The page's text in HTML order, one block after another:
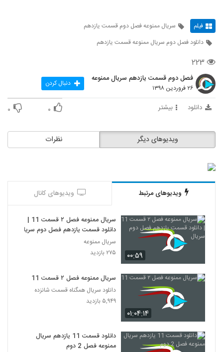
فیلم
سریال ممنوعه فصل دوم قسمت یازدهم
دانلود فصل دوم سریال ممنوعه قسمت یازدهم
۲۲۳
فصل دوم قسمت یازدهم سریال ممنوعه
۲۶ فروردین ۱۳۹۸ دنبال کردن
دانلود بیشتر ۰ ۰
نظرات ویدیوهای دیگر
ویدیوهای مرتبط ویدیوهای کانال
۰۰:۵۹
سریال ممنوعه فصل ۲ قسمت 11 |
دانلود قسمت یازدهم فصل دوم سریال
سریال ممنوعه
۲۷۵ بازدید
۰۱:۰۴:۱۴
سریال ممنوعه فصل ۲ قسمت 11
دانلود سریال همگناه قسمت شانزده
۵,۹۴۹ بازدید
دانلود قسمت 11 یازدهم سریال
ممنوعه فصل 2 دوم